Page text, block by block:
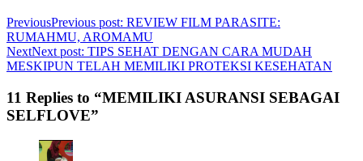
PreviousPrevious post: REVIEW FILM PARASITE:
RUMAHMU, AROMAMU
NextNext post: TIPS SEHAT DENGAN CARA MUDAH
MESKIPUN TELAH MEMILIKI PROTEKSI KESEHATAN
11 Replies to “MEMILIKI ASURANSI SEBAGAI
SELFLOVE”